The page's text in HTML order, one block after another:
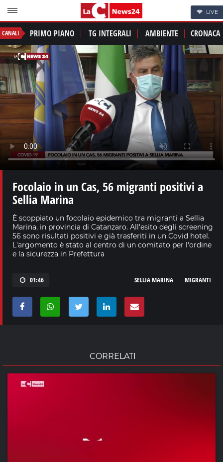
LIVE
CANALI PRIMO PIANO TG INTEGRALI AMBIENTE CRONACA
Focolaio in un Cas, 56 migranti positivi a
Sellia Marina
È scoppiato un focolaio epidemico tra migranti a Sellia
Marina, in provincia di Catanzaro. All'esito degli screening
56 sono risultati positivi e già trasferiti in un Covid hotel.
L'argomento è stato al centro di un comitato per l'ordine
e la sicurezza in Prefettura
01:46 MIGRANTI
SELLIA MARINA
CORRELATI